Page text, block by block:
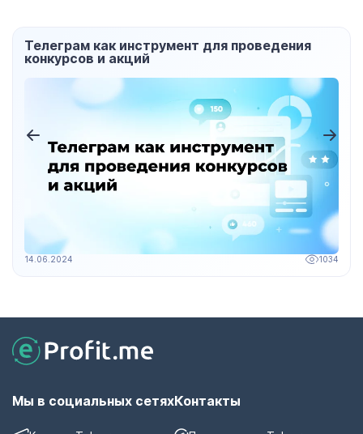
Телеграм как инструмент для проведения
конкурсов и акций
14.06.2024 1034
Мы в социальных сетяхКонтакты